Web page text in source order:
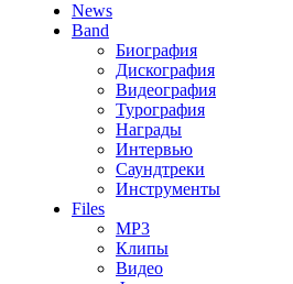
News
Band
Биография
Дискография
Видеография
Турография
Награды
Интервью
Саундтреки
Инструменты
Files
MP3
Клипы
Видео